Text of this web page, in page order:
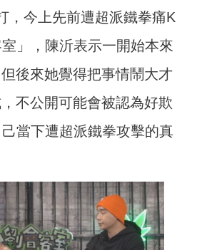
，今上先前遭超派鐵拳痛K
」，陳沂表示一開始本來
後來她覺得把事情鬧大才
不公開可能會被認為好欺
當下遭超派鐵拳攻擊的真